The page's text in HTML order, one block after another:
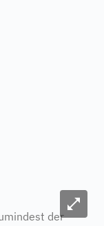
Bild
der